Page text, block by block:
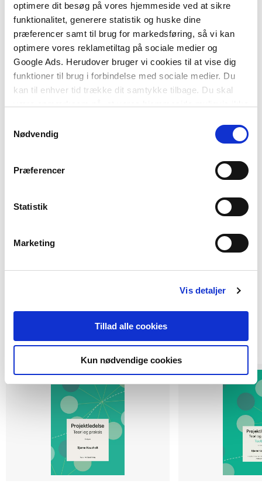
optimere dit besøg på vores hjemmeside ved at sikre
funktionalitet, generere statistik og huske dine
præferencer samt til brug for markedsføring, så vi kan
optimere vores reklametiltag på sociale medier og
Google Ads. Herudover bruger vi cookies til at vise dig
funktioner til brug i forbindelse med sociale medier. Du
kan til enhver tid trække dit samtykke tilbage. Du skal
tilbagetrækker et samtykke.
Nødvendig
Præferencer
Statistik
Marketing
Vis detaljer
Tillad alle cookies
Kun nødvendige cookies
• Installationens arkitektur
• Bæredygtig dimensionering
• Kravspecifikation.
Lærebogen har endvidere gennemregnede
eksempler og er rigt illustreret.
Anvendt elektroteknik – projektering af elektriske
elinstallatøruddannelsen og
anvendes som håndbog af elrådgivere.
Andre har også købt